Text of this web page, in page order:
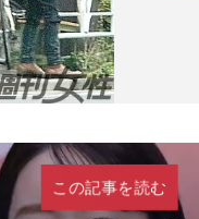
この記事を読む